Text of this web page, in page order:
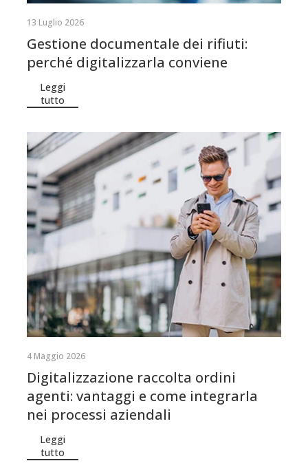
13 Luglio 2026
Gestione documentale dei rifiuti:
perché digitalizzarla conviene
Leggi
tutto
4 Maggio 2026
Digitalizzazione raccolta ordini
agenti: vantaggi e come integrarla
nei processi aziendali
Leggi
tutto